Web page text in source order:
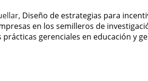
Diseño de estrategias para
en los semilleros de
prácticas gerenciales en educación y